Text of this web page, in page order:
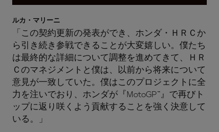
ルカ・マリーニ
「この契約更新の発表ができ、ホンダ・ＨＲＣか
ら引き続き参戦できることが大変嬉しい。僕たち
は最終的な詳細について調整を進めてきて、ＨＲ
Ｃのマネジメントと僕は、以前から将来について
意見が一致していた。僕はこのプロジェクトに全
力を注いでおり、ホンダが『MotoGP™』で再びト
ップに返り咲くよう貢献することを強く決意して
いる。」